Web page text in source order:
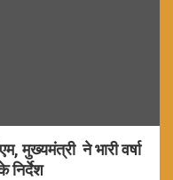
मुख्यमंत्री ने भारी वर्षा
निर्देश